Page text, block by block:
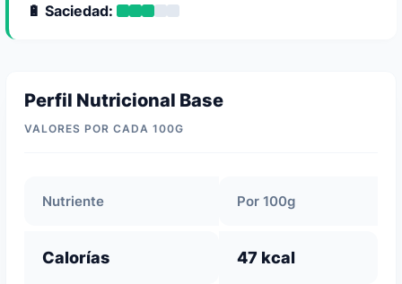
🔋 Saciedad:
Perfil Nutricional Base
VALORES POR CADA 100G
Nutriente Por 100g
Calorías 47 kcal